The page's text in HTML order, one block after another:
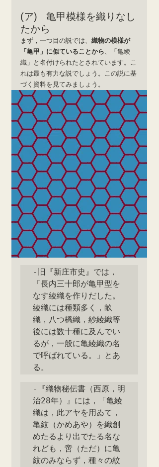
(ア)   亀甲模様を織りなし
たから
まず，一つ目の説では、 織物の模様が
「亀甲」に似ていることから、「亀綾
織」と名付けられたとされています。こ
れは最も有力な説でしょう。この説に基
づく資料を見てみましょう。
‐旧『新庄市史』では，
「長内三十郎が亀甲型を
なす綾織を作りだした。
綾織には種類多く，畝
織，八つ橋織，紗綾織等
後には数十種に及んでい
るが，一般に亀綾織の名
で呼ばれている。」とあ
る。
‐『織物秘伝書（西原，明
治28年）』には，「亀綾
織は，此アヤを用ゐて，
亀紋（かめあや）を織創
めたるより出でたる名な
れども，啻（ただ）に亀
紋のみならず，種々の紋